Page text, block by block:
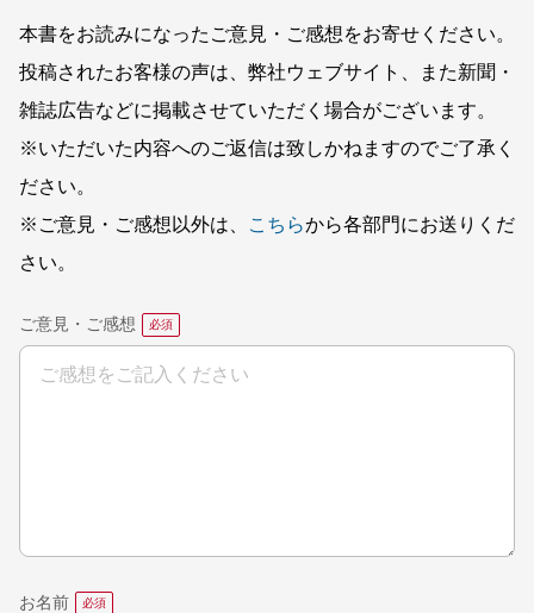
本書をお読みになったご意見・ご感想をお寄せください。
投稿されたお客様の声は、弊社ウェブサイト、また新聞・
雑誌広告などに掲載させていただく場合がございます。
※いただいた内容へのご返信は致しかねますのでご了承く
ださい。
※ご意見・ご感想以外は、
こちらから各部門にお送りくだ
さい。
ご意見・ご感想
お名前